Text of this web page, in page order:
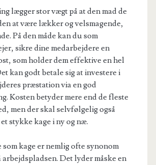
lægger stor vægt på at den mad de
at være lækker og velsmagende,
På den måde kan du som
sikre dine medarbejdere en
som holder dem effektive en hel
kan godt betale sig at investere i
præstation via en god
Kosten betyder mere end de fleste
men der skal selvfølgelig også
stykke kage i ny og næ.
kage er nemlig ofte synonom
arbejdspladsen. Det lyder måske en